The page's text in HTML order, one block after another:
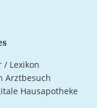
/ Lexikon
Arztbesuch
Hausapotheke